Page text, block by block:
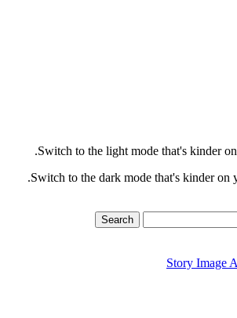
Switch to the light mode that's kinder
Switch to the dark mode that's kinder on
Search
Story Image